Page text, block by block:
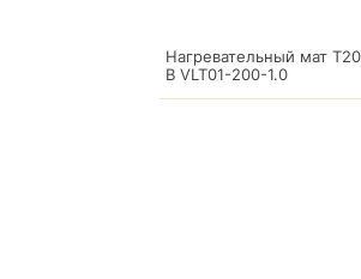
Нагревательный мат
В VLT01-200-1.0
9 120 р.